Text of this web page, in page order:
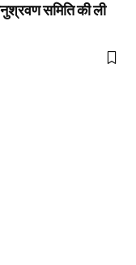
समिति की ली